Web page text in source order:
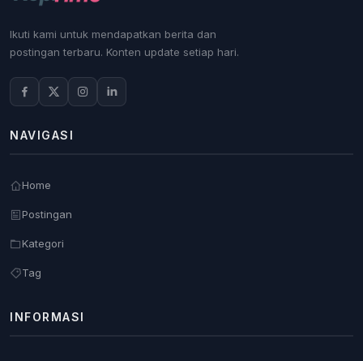
Ikuti kami untuk mendapatkan berita dan
postingan terbaru. Konten update setiap hari.
NAVIGASI
Home
Postingan
Kategori
Tag
INFORMASI